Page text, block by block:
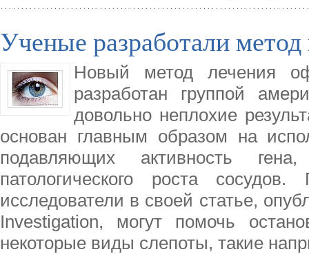
Ученые разработали
Новый метод лечения
разработан группой
довольно неплохие
основан главным образом на
подавляющих активность
патологического роста
исследователи в своей статье,
Investigation, могут помочь
некоторые виды слепоты, такие